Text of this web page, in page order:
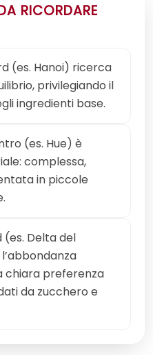
RICORDARE
(es. Hanoi) ricerca
privilegiando il
ingredienti base.
(es. Hue) è
complessa,
in piccole
(es. Delta del
chiara preferenza
da zucchero e